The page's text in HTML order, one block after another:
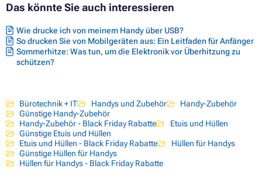
Das könnte Sie auch interessieren
Wie drucke ich von meinem Handy über USB?
So drucken Sie von Mobilgeräten aus: Ein Leitfaden für Anfänger
Sommerhitze: Was tun, um die Elektronik vor Überhitzung zu
schützen?
Bürotechnik + IT Handys und Zubehör
Handy-Zubehör
Günstige Handy-Zubehör
Handy-Zubehör - Black Friday Rabatte
Etuis und Hüllen
Günstige Etuis und Hüllen
Etuis und Hüllen - Black Friday Rabatte
Hüllen für Handys
Günstige Hüllen für Handys
Hüllen für Handys - Black Friday Rabatte